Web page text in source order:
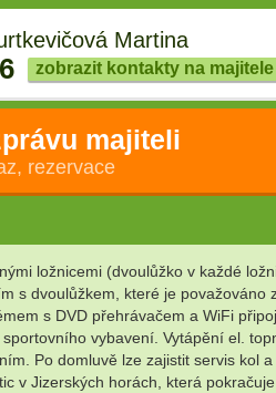
Martina
zobrazit kontakty na majitele
majiteli
rezervace
ložnicemi (dvoulůžko v každé
s dvoulůžkem, které je považováno
s DVD přehrávačem a WiFi
vybavení. Vytápění el.
Po domluvě lze zajistit servis kol
v Jizerských horách, která